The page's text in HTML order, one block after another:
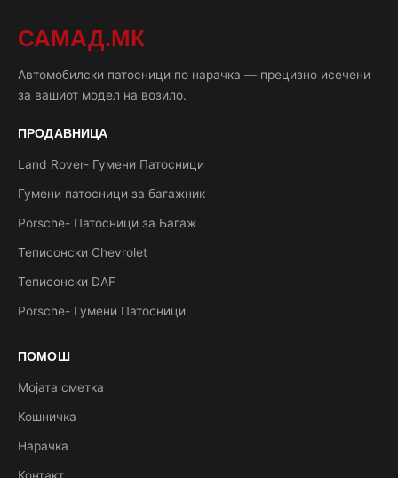
САМАД.МК
Автомобилски патосници по нарачка — прецизно исечени
за вашиот модел на возило.
ПРОДАВНИЦА
Land Rover- Гумени Патосници
Гумени патосници за багажник
Porsche- Патосници за Багаж
Теписонски Chevrolet
Теписонски DAF
Porsche- Гумени Патосници
ПОМОШ
Мојата сметка
Кошничка
Нарачка